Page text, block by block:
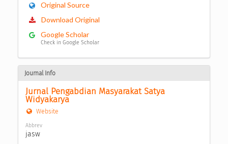
Original Source
Download Original
Google Scholar
Check in Google Scholar
Journal Info
Jurnal Pengabdian Masyarakat Satya
Widyakarya
Website
Abbrev
jasw